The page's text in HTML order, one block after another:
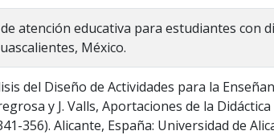
de atención educativa para estudiantes con
México.
del Diseño de Actividades para la
y J. Valls, Aportaciones de la
356). Alicante, España: Universidad de